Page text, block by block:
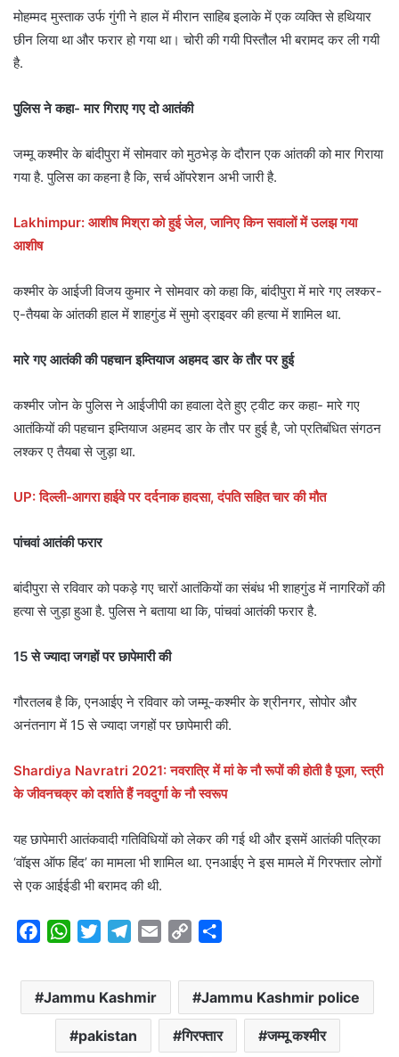
मोहम्मद मुस्ताक उर्फ गुंगी ने हाल में मीरान साहिब इलाके में एक व्यक्ति से हथियार
छीन लिया था और फरार हो गया था। चोरी की गयी पिस्तौल भी बरामद कर ली गयी
है.
पुलिस ने कहा- मार गिराए गए दो आतंकी
जम्मू कश्मीर के बांदीपुरा में सोमवार को मुठभेड़ के दौरान एक आंतकी को मार गिराया
गया है. पुलिस का कहना है कि, सर्च ऑपरेशन अभी जारी है.
Lakhimpur: आशीष मिश्रा को हुई जेल, जानिए किन सवालों में उलझ गया
आशीष
कश्मीर के आईजी विजय कुमार ने सोमवार को कहा कि, बांदीपुरा में मारे गए लश्कर-
ए-तैयबा के आंतकी हाल में शाहगुंड में सुमो ड्राइवर की हत्या में शामिल था.
मारे गए आतंकी की पहचान इम्तियाज अहमद डार के तौर पर हुई
कश्मीर जोन के पुलिस ने आईजीपी का हवाला देते हुए ट्वीट कर कहा- मारे गए
आतंकियों की पहचान इम्तियाज अहमद डार के तौर पर हुई है, जो प्रतिबंधित संगठन
लश्कर ए तैयबा से जुड़ा था.
UP: दिल्ली-आगरा हाईवे पर दर्दनाक हादसा, दंपति सहित चार की मौत
पांचवां आतंकी फरार
बांदीपुरा से रविवार को पकड़े गए चारों आतंकियों का संबंध भी शाहगुंड में नागरिकों की
हत्या से जुड़ा हुआ है. पुलिस ने बताया था कि, पांचवां आतंकी फरार है.
15 से ज्यादा जगहों पर छापेमारी की
गौरतलब है कि, एनआईए ने रविवार को जम्मू-कश्मीर के श्रीनगर, सोपोर और
अनंतनाग में 15 से ज्यादा जगहों पर छापेमारी की.
Shardiya Navratri 2021: नवरात्रि में मां के नौ रूपों की होती है पूजा, स्त्री
के जीवनचक्र को दर्शाते हैं नवदुर्गा के नौ स्वरूप
यह छापेमारी आतंकवादी गतिविधियों को लेकर की गई थी और इसमें आतंकी पत्रिका
‘वॉइस ऑफ हिंद’ का मामला भी शामिल था. एनआईए ने इस मामले में गिरफ्तार लोगों
से एक आईईडी भी बरामद की थी.
c
e
W
a
t
s
A
i
t
t
e
l
e
g
r
a
l
p
y
L
i
a
r
e
Jammu Kashmir Jammu Kashmir police
pakistan गिरफ्तार जम्मू कश्मीर